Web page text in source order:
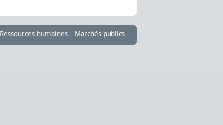
Ressources humaines Marchés publics